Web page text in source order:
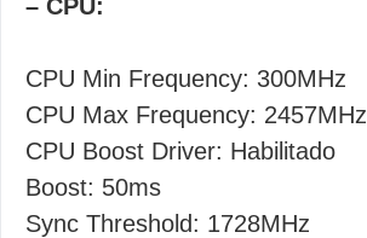
– CPU:
CPU Min Frequency: 300MHz
CPU Max Frequency: 2457MHz
CPU Boost Driver: Habilitado
Boost: 50ms
Sync Threshold: 1728MHz